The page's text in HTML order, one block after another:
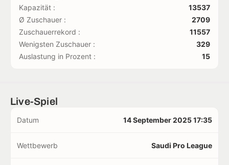
Kapazität :
13537
Ø Zuschauer :
2709
Zuschauerrekord :
11557
Wenigsten Zuschauer :
329
Auslastung in Prozent :
15
Live-Spiel
Datum 14 September 2025 17:35
Wettbewerb Saudi Pro League